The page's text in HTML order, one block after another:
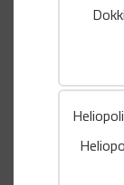
Dokki